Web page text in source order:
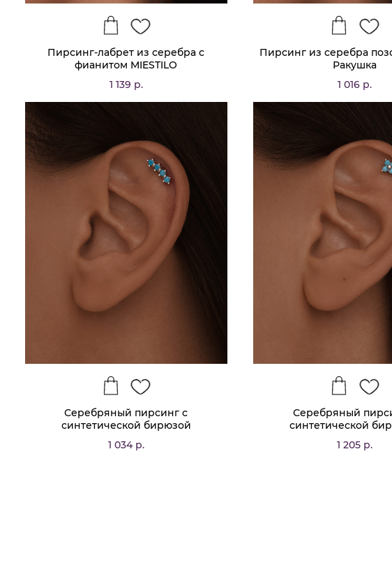
Пирсинг-лабрет из серебра с
фианитом MIESTILO
1 139 р.
Пирсинг из серебра
Ракушка
1 016 р.
Серебряный пирсинг с
синтетической бирюзой
1 034 р.
Серебряный
синтетической
1 205 р.